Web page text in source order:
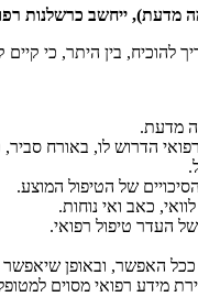
מדעת), ייחשב כרשלנות
בין היתר, כי
מדעת.
הדרוש לו, באורח סביר,
של הטיפול המוצע.
כאב ואי נוחות.
של העדר טיפול רפואי.
האפשר, ובאופן
רפואי מסוים